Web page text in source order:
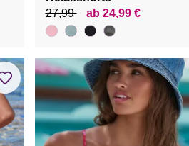
27,99
ab 24,99 €